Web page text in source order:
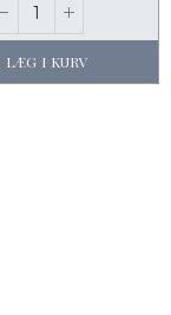
LÆG I KURV